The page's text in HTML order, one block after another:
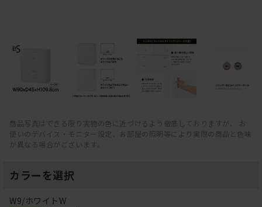
商品写真はできる限り実物の色に近づけるよう徹底しておりますが、 お
使いのデバイス・モニター設定、お部屋の照明等により実際の商品と色味
が異なる場合がございます。
カラーを選択
W9/ホワイトW